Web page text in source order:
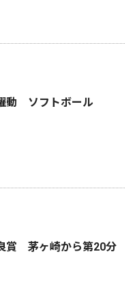
動 ソフトボール
賞 茅ヶ崎から第20分